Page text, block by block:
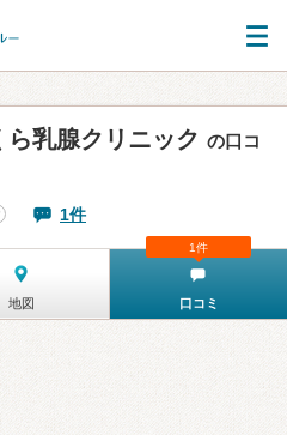
乳腺クリニック の口コ
1件
地図 口コミ
1件